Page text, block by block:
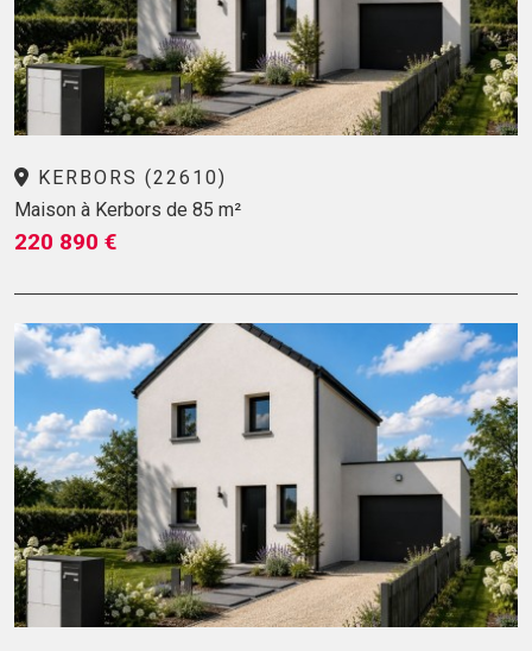
KERBORS (22610)
Maison à Kerbors de 85 m²
220 890 €